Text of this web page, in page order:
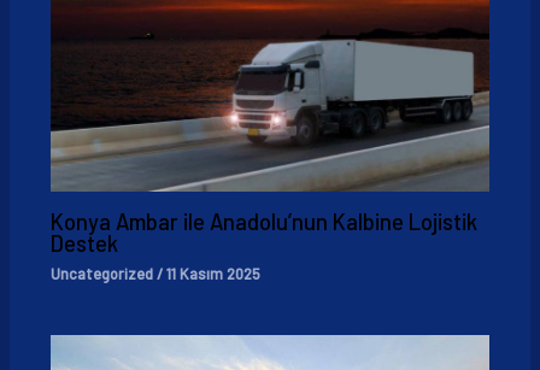
Konya Ambar ile Anadolu’nun Kalbine Lojistik
Destek
Uncategorized/11 Kasım 2025